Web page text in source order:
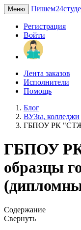
Меню Пишем24
Регистрация
Войти
Лента заказов
Исполнители
Помощь
Блог
ВУЗы, колледжи
ГБПОУ РК
ГБПОУ
образцы
Содержание
Свернуть